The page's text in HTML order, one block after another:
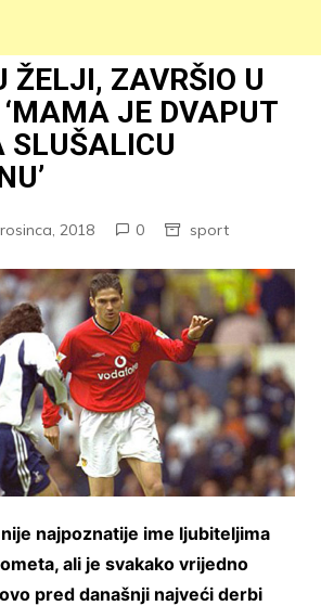
ŽELJI, ZAVRŠIO U
JE DVAPUT
SLUŠALICU
2018 0 sport
najpoznatije ime ljubiteljima
ali je svakako vrijedno
pred današnji najveći derbi